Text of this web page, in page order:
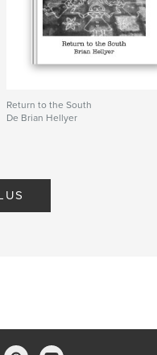
Return to the South
De Brian Hellyer